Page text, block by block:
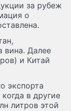
за рубеж
о
вина. Далее
и Китай
экспорта
в другие
литров этой